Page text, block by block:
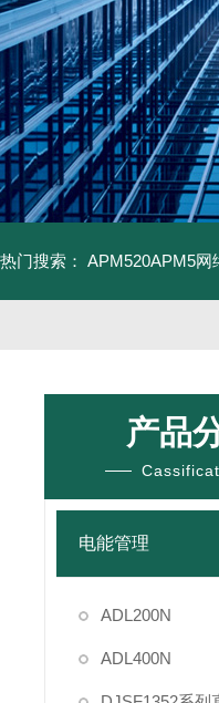
热门搜索： APM520APM5网
产品
电能管理
ADL200N
ADL400N